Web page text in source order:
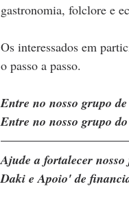
gastronomia, folclore e
Os interessados em
o passo a passo.
Entre no nosso grupo
Entre no nosso grupo
Ajude a fortalecer
Daki e Apoio' de